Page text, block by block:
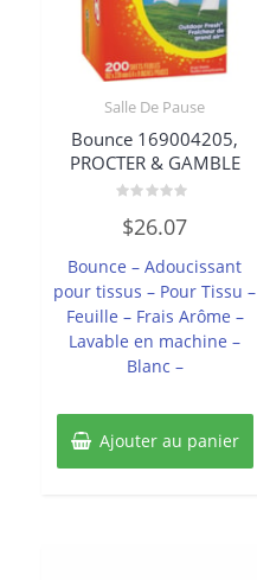
Salle De Pause
Bounce 169004205,
PROCTER & GAMBLE
0
sur
$26.07
Bounce – Adoucissant
pour tissus – Pour Tissu –
Feuille – Frais Arôme –
Lavable en machine –
Blanc –
Ajouter au panier